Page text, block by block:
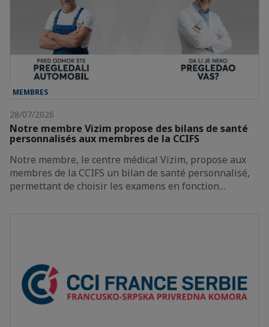
MEMBRES
28/07/2026
Notre membre Vizim propose des bilans de santé
personnalisés aux membres de la CCIFS
Notre membre, le centre médical Vizim, propose aux
membres de la CCIFS un bilan de santé personnalisé,
permettant de choisir les examens en fonction…